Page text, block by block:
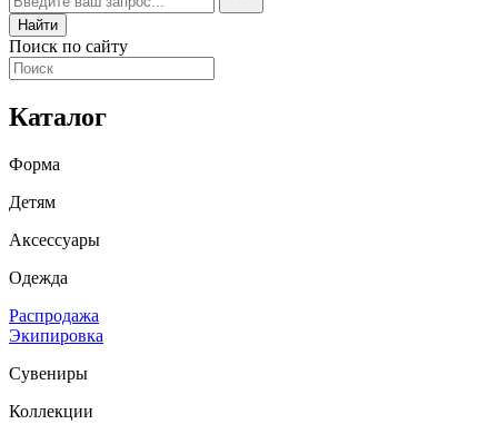
Найти
Поиск по сайту
Каталог
Форма
Детям
Аксессуары
Одежда
Распродажа
Экипировка
Сувениры
Коллекции